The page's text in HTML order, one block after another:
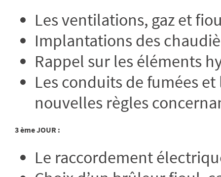
Les ventilations, gaz et
Implantations des
Rappel sur les éléments
Les conduits de fumées
nouvelles règles
3 ème JOUR :
Le raccordement